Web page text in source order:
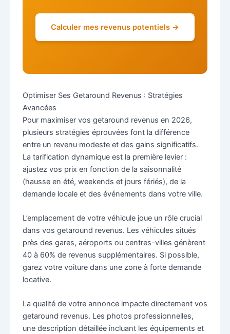
Calculer mes revenus potentiels →
Optimiser Ses Getaround Revenus : Stratégies
Avancées
Pour maximiser vos getaround revenus en 2026,
plusieurs stratégies éprouvées font la différence
entre un revenu modeste et des gains significatifs.
La tarification dynamique est la première levier :
ajustez vos prix en fonction de la saisonnalité
(hausse en été, weekends et jours fériés), de la
demande locale et des événements dans votre ville.
L’emplacement de votre véhicule joue un rôle crucial
dans vos getaround revenus. Les véhicules situés
près des gares, aéroports ou centres-villes génèrent
40 à 60% de revenus supplémentaires. Si possible,
garez votre voiture dans une zone à forte demande
locative.
La qualité de votre annonce impacte directement vos
getaround revenus. Les photos professionnelles,
une description détaillée incluant les équipements et